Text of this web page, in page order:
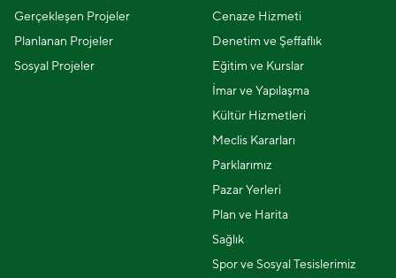
Gerçekleşen Projeler
Planlanan Projeler
Sosyal Projeler
Cenaze Hizmeti
Denetim ve Şeffaflık
Eğitim ve Kurslar
İmar ve Yapılaşma
Kültür Hizmetleri
Meclis Kararları
Parklarımız
Pazar Yerleri
Plan ve Harita
Sağlık
Spor ve Sosyal Tesislerimiz